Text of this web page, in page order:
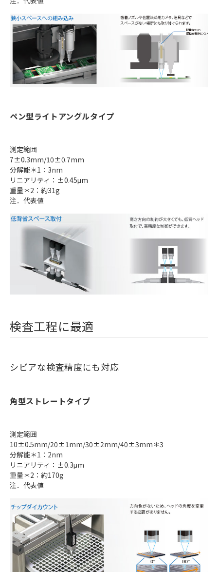
ペン型ライトアングルタイプ
測定範囲
7±0.3mm/10±0.7mm
分解能＊1：3nm
リニアリティ：±0.45μm
重量＊2：約31g
注．代表値
検査工程に最適
シビアな検査精度にも対応
角型ストレートタイプ
測定範囲
10±0.5mm/20±1mm/30±2mm/40±3mm＊3
分解能＊1：2nm
リニアリティ：±0.3μm
重量＊2：約170g
注．代表値